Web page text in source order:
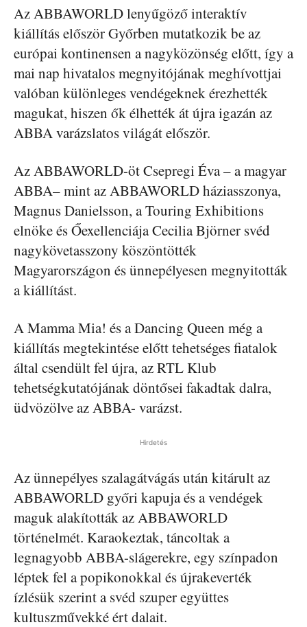
Az ABBAWORLD lenyűgöző interaktív
kiállítás először Győrben mutatkozik be az
európai kontinensen a nagyközönség előtt, így a
mai nap hivatalos megnyitójának meghívottjai
valóban különleges vendégeknek érezhették
magukat, hiszen ők élhették át újra igazán az
ABBA varázslatos világát először.
Az ABBAWORLD-öt Csepregi Éva – a magyar
ABBA– mint az ABBAWORLD háziasszonya,
Magnus Danielsson, a Touring Exhibitions
elnöke és Őexellenciája Cecilia Björner svéd
nagykövetasszony köszöntötték
Magyarországon és ünnepélyesen megnyitották
a kiállítást.
A Mamma Mia! és a Dancing Queen még a
kiállítás megtekintése előtt tehetséges fiatalok
által csendült fel újra, az RTL Klub
tehetségkutatójának döntősei fakadtak dalra,
üdvözölve az ABBA- varázst.
Hirdetés
Az ünnepélyes szalagátvágás után kitárult az
ABBAWORLD győri kapuja és a vendégek
maguk alakították az ABBAWORLD
történelmét. Karaokeztak, táncoltak a
legnagyobb ABBA-slágerekre, egy színpadon
léptek fel a popikonokkal és újrakeverték
ízlésük szerint a svéd szuper együttes
kultuszművekké ért dalait.